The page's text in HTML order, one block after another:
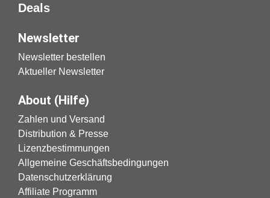
Deals
Newsletter
Newsletter bestellen
Aktueller Newsletter
About (Hilfe)
Zahlen und Versand
Distribution & Presse
Lizenzbestimmungen
Allgemeine Geschäftsbedingungen
Datenschutzerklärung
Affiliate Programm